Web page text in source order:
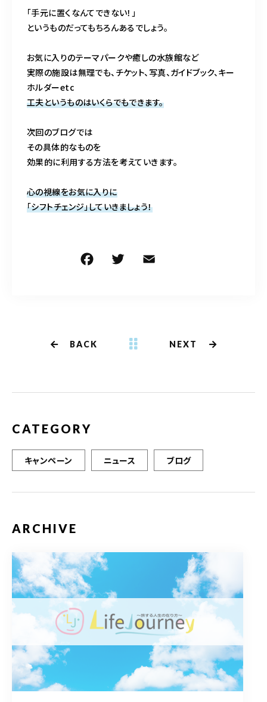
「手元に置くなんてできない！」
というものだってもちろんあるでしょう。
お気に入りのテーマパークや癒しの水族館など
実際の施設は無理でも、チケット、写真、ガイドブック、キー
ホルダーetc
工夫というものはいくらでもできます。
次回のブログでは
その具体的なものを
効果的に利用する方法を考えていきます。
心の視線をお気に入りに
「シフトチェンジ」していきましょう！
k
T
r
BACK NEXT
CATEGORY
キャンペーン ニュース ブログ
ARCHIVE